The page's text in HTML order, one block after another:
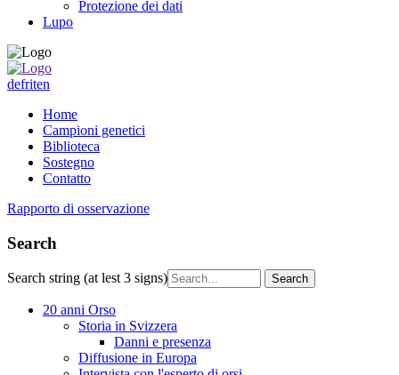
Protezione dei dati
Lupo
defriten
Home
Campioni genetici
Biblioteca
Sostegno
Contatto
Rapporto di osservazione
Search
Search string (at lest 3 signs)
20 anni Orso
Storia in Svizzera
Danni e presenza
Diffusione in Europa